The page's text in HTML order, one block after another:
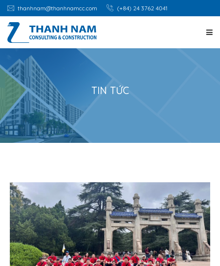
thanhnam@thanhnamcc.com (+84) 24 3762 4041
TRANG CHỦ
GIỚI THIỆU
DỊCH VỤ
DỰ ÁN
TIN TỨC
LIÊN HỆ
TIẾNG VIỆT
TIN TỨC